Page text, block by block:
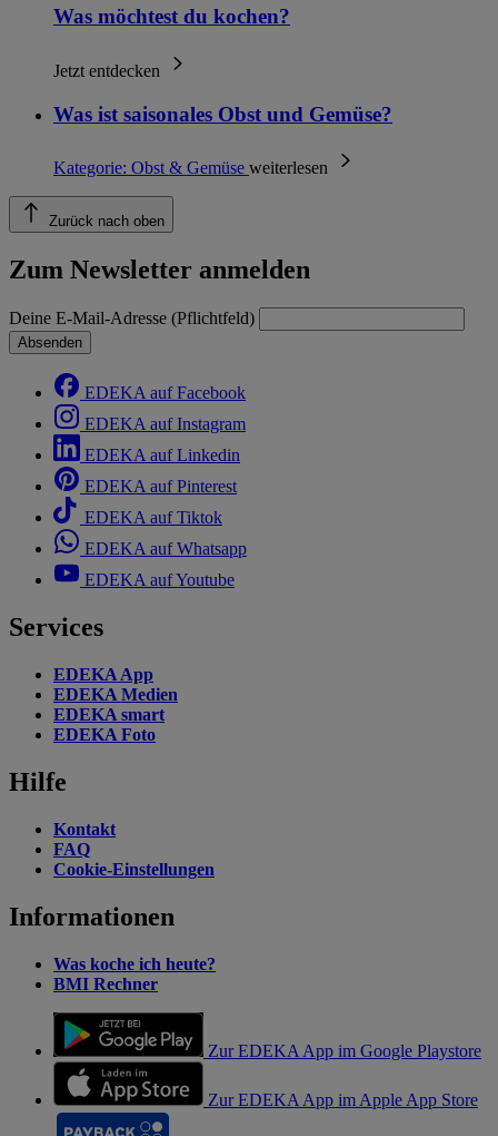
Was möchtest du kochen?
Jetzt entdecken
Was ist saisonales Obst und Gemüse?
Kategorie: Obst & Gemüse weiterlesen
Zurück nach oben
Zum Newsletter anmelden
Deine E-Mail-Adresse (Pflichtfeld)
Absenden
EDEKA auf Facebook
EDEKA auf Instagram
EDEKA auf Linkedin
EDEKA auf Pinterest
EDEKA auf Tiktok
EDEKA auf Whatsapp
EDEKA auf Youtube
Services
EDEKA App
EDEKA Medien
EDEKA smart
EDEKA Foto
Hilfe
Kontakt
FAQ
Cookie-Einstellungen
Informationen
Was koche ich heute?
BMI Rechner
Zur EDEKA App im Google Playstore
Zur EDEKA App im Apple App Store